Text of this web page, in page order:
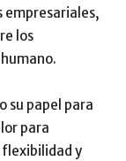
empresariales,
los
su papel para
para
flexibilidad y